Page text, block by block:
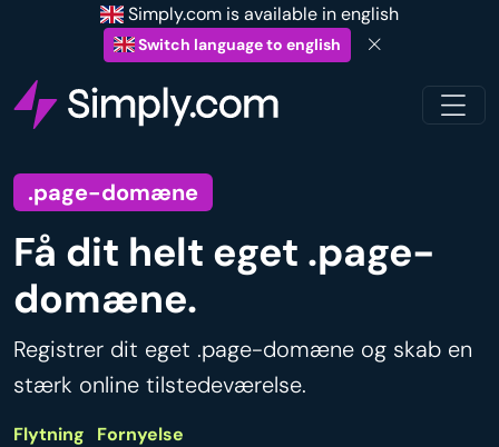
Simply.com is available in english
Switch language to english
.page-domæne
Få dit helt eget .page-
domæne.
Registrer dit eget .page-domæne og skab en
stærk online tilstedeværelse.
Flytning
Fornyelse